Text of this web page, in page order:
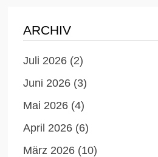
ARCHIV
Juli 2026 (2)
Juni 2026 (3)
Mai 2026 (4)
April 2026 (6)
März 2026 (10)